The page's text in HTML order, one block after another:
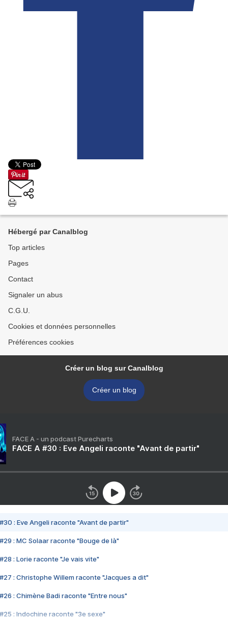
Hébergé par Canalblog
Top articles
Pages
Contact
Signaler un abus
C.G.U.
Cookies et données personnelles
Préférences cookies
Créer un blog sur Canalblog
Créer un blog
FACE A - un podcast Purecharts
FACE A #30 : Eve Angeli raconte "Avant de partir"
#30 : Eve Angeli raconte "Avant de partir"
#29 : MC Solaar raconte "Bouge de là"
#28 : Lorie raconte "Je vais vite"
#27 : Christophe Willem raconte "Jacques a dit"
#26 : Chimène Badi raconte "Entre nous"
#25 : Indochine raconte "3e sexe"